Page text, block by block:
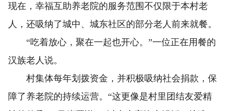
现在，幸福互助养老院的服务范围不仅限于本村老
人，还吸纳了城中、城东社区的部分老人前来就餐。
“吃着放心，聚在一起也开心。”一位正在用餐的
汉族老人说。
村集体每年划拨资金，并积极吸纳社会捐款，保
障了养老院的持续运营。“这更像是村里团结友爱精